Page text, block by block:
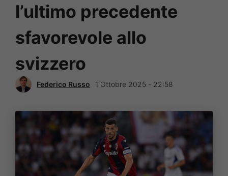
l’ultimo precedente
sfavorevole allo
svizzero
Federico Russo 1 Ottobre 2025 - 22:58